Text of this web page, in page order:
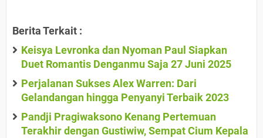
Berita Terkait :
Keisya Levronka dan Nyoman Paul Siapkan
Duet Romantis Denganmu Saja 27 Juni 2025
Perjalanan Sukses Alex Warren: Dari
Gelandangan hingga Penyanyi Terbaik 2023
Pandji Pragiwaksono Kenang Pertemuan
Terakhir dengan Gustiwiw, Sempat Cium Kepala